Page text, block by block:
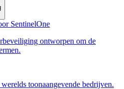
SentinelOne
ontworpen om de
toonaangevende bedrijven.